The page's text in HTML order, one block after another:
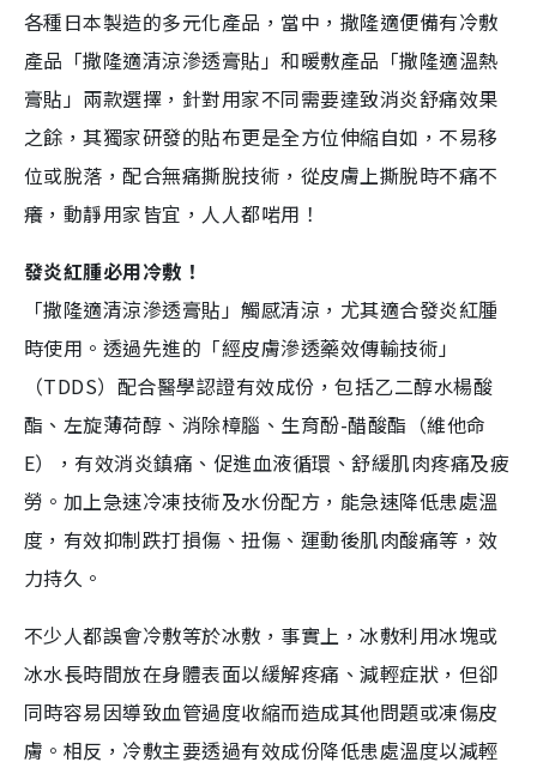
各種日本製造的多元化產品，當中，撒隆適便備有冷敷
產品「撒隆適清涼滲透膏貼」和暖敷產品「撒隆適溫熱
膏貼」兩款選擇，針對用家不同需要達致消炎舒痛效果
之餘，其獨家研發的貼布更是全方位伸縮自如，不易移
位或脫落，配合無痛撕脫技術，從皮膚上撕脫時不痛不
癢，動靜用家皆宜，人人都啱用！
發炎紅腫必用冷敷！
「撒隆適清涼滲透膏貼」觸感清涼，尤其適合發炎紅腫
時使用。透過先進的「經皮膚滲透藥效傳輸技術」
（TDDS）配合醫學認證有效成份，包括乙二醇水楊酸
酯、左旋薄荷醇、消除樟腦、生育酚-醋酸酯（維他命
E），有效消炎鎮痛、促進血液循環、舒緩肌肉疼痛及疲
勞。加上急速冷凍技術及水份配方，能急速降低患處溫
度，有效抑制跌打損傷、扭傷、運動後肌肉酸痛等，效
力持久。
不少人都誤會冷敷等於冰敷，事實上，冰敷利用冰塊或
冰水長時間放在身體表面以緩解疼痛、減輕症狀，但卻
同時容易因導致血管過度收縮而造成其他問題或凍傷皮
膚。相反，冷敷主要透過有效成份降低患處溫度以減輕